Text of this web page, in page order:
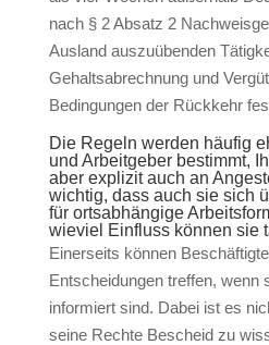
nach § 2 Absatz 2
Ausland auszuübenden
Gehaltsabrechnung und
Bedingungen der Rückkehr
Die Regeln werden häufig
und Arbeitgeber bestimmt,
aber explizit auch an
wichtig, dass auch sie sich
für ortsabhängige
wieviel Einfluss können sie
Einerseits können
Entscheidungen treffen, wenn
informiert sind. Dabei ist es
seine Rechte Bescheid zu